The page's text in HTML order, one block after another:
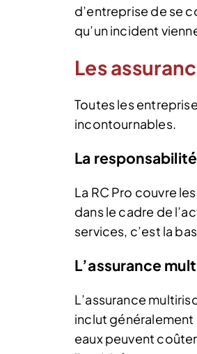
d’entreprise de se
qu’un incident
Les
Toutes les
incontournables.
La
La RC Pro couvre
dans le cadre de
services, c’est la
L’assurance
L’assurance
inclut généralement
eaux peuvent